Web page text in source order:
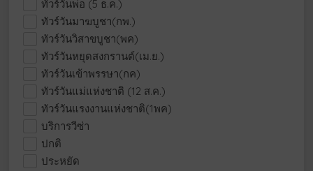
ทัวร์วันพ่อ (5 ธ.ค.)
ทัวร์วันมาฆบูชา(กพ.)
ทัวร์วันวิสาขบูชา(พค)
ทัวร์วันหยุดสงกรานต์(เม.ย.)
ทัวร์วันเข้าพรรษา(กค)
ทัวร์วันแม่แห่งชาติ (12 ส.ค.)
ทัวร์วันแรงงานแห่งชาติ(1พค)
บริการวีซ่า
ปกติ
ประหยัด